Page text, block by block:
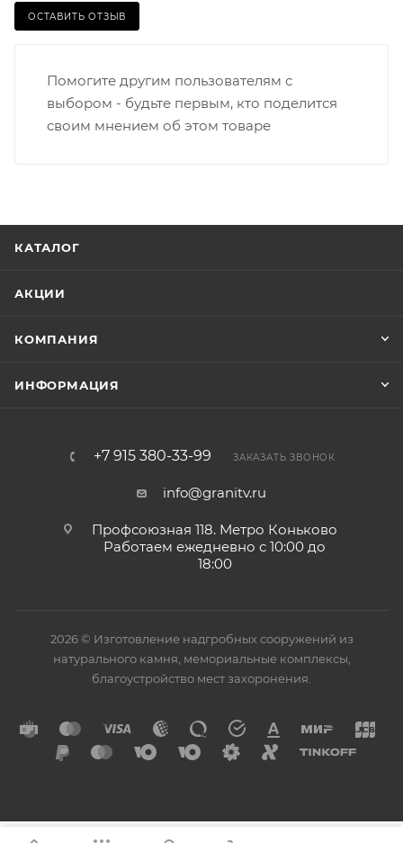
ОСТАВИТЬ ОТЗЫВ
Помогите другим пользователям с
выбором - будьте первым, кто поделится
своим мнением об этом товаре
КАТАЛОГ
АКЦИИ
КОМПАНИЯ
ИНФОРМАЦИЯ
+7 915 380-33-99 ЗАКАЗАТЬ ЗВОНОК
info@granitv.ru
Профсоюзная 118. Метро Коньково
Работаем ежедневно с 10:00 до
18:00
2026 © Изготовление надгробных сооружений из
натурального камня, мемориальные комплексы,
благоустройство мест захоронения.